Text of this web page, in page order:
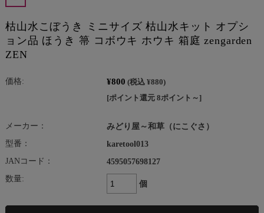
枯山水こぼうき ミニサイズ 枯山水キット オプシ
ョン品 ほうき 箒 コボウキ ホウキ 箱庭 zengarden
ZEN
価格: ¥800 (税込 ¥880)
[ポイント還元 8ポイント～]
メーカー：
みどり屋～和草（にこぐさ）
型番：
karetool013
JANコード：
4595057698127
数量:
個